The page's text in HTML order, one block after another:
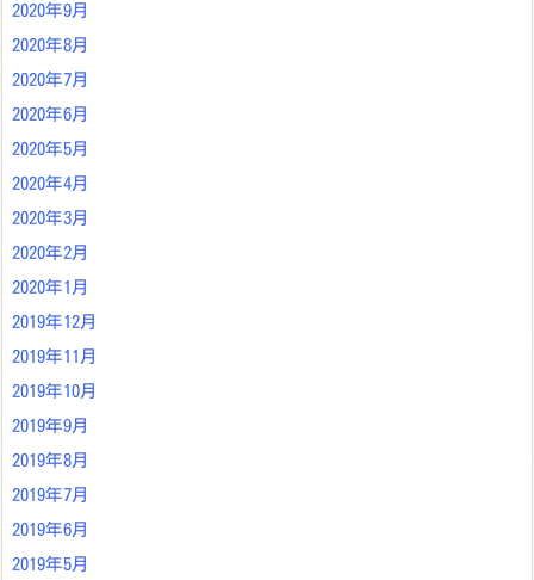
2020年9月
2020年8月
2020年7月
2020年6月
2020年5月
2020年4月
2020年3月
2020年2月
2020年1月
2019年12月
2019年11月
2019年10月
2019年9月
2019年8月
2019年7月
2019年6月
2019年5月